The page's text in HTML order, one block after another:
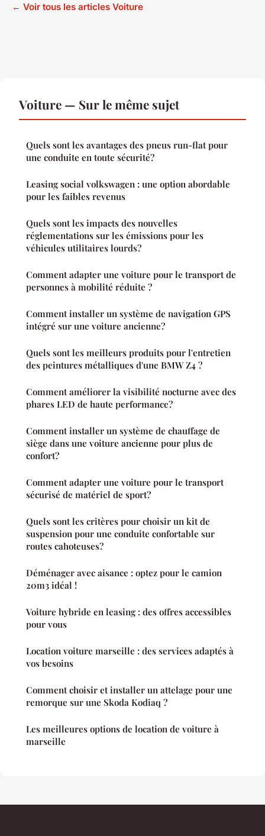
← Voir tous les articles Voiture
Voiture — Sur le même sujet
Quels sont les avantages des pneus run-flat pour
une conduite en toute sécurité?
Leasing social volkswagen : une option abordable
pour les faibles revenus
Quels sont les impacts des nouvelles
réglementations sur les émissions pour les
véhicules utilitaires lourds?
Comment adapter une voiture pour le transport de
personnes à mobilité réduite ?
Comment installer un système de navigation GPS
intégré sur une voiture ancienne?
Quels sont les meilleurs produits pour l'entretien
des peintures métalliques d'une BMW Z4 ?
Comment améliorer la visibilité nocturne avec des
phares LED de haute performance?
Comment installer un système de chauffage de
siège dans une voiture ancienne pour plus de
confort?
Comment adapter une voiture pour le transport
sécurisé de matériel de sport?
Quels sont les critères pour choisir un kit de
suspension pour une conduite confortable sur
routes cahoteuses?
Déménager avec aisance : optez pour le camion
20m3 idéal !
Voiture hybride en leasing : des offres accessibles
pour vous
Location voiture marseille : des services adaptés à
vos besoins
Comment choisir et installer un attelage pour une
remorque sur une Skoda Kodiaq ?
Les meilleures options de location de voiture à
marseille